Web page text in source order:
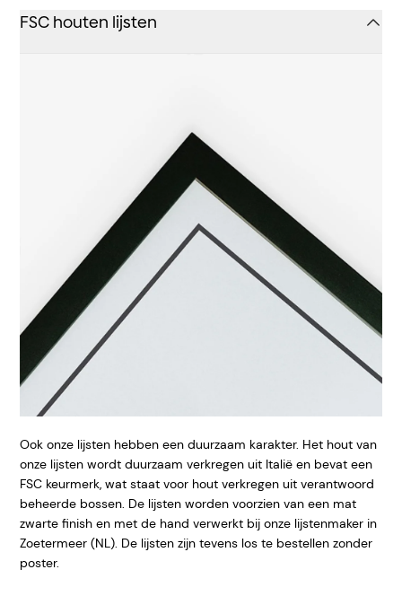
FSC houten lijsten
Ook onze lijsten hebben een duurzaam karakter. Het hout van
onze lijsten wordt duurzaam verkregen uit Italië en bevat een
FSC keurmerk, wat staat voor hout verkregen uit verantwoord
beheerde bossen. De lijsten worden voorzien van een mat
zwarte finish en met de hand verwerkt bij onze lijstenmaker in
Zoetermeer (NL). De lijsten zijn tevens los te bestellen zonder
poster.